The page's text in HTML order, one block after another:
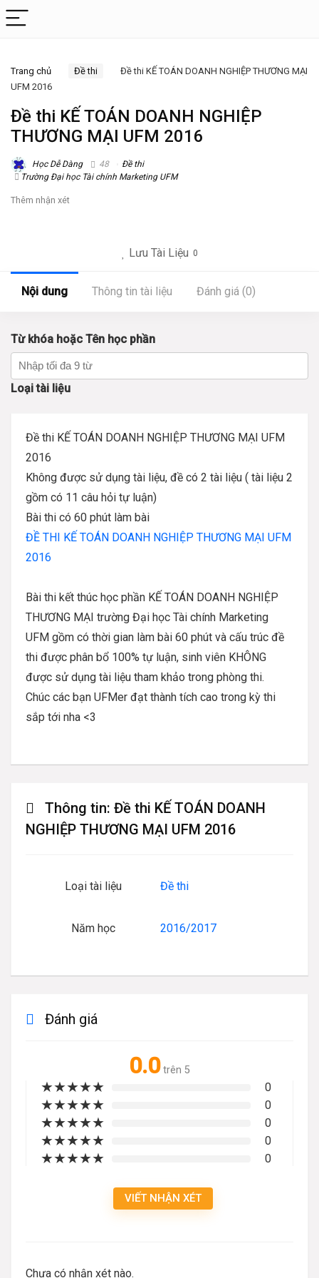
Trang chủ Đề thi
Đề thi KẾ TOÁN DOANH NGHIỆP THƯƠNG MẠI
UFM 2016
Đề thi KẾ TOÁN DOANH NGHIỆP
THƯƠNG MẠI UFM 2016
Học Dễ Dàng 48
Đề thi
Trường Đại học Tài chính Marketing UFM
Thêm nhận xét
Lưu Tài Liệu 0
Nội dung Thông tin tài liệu Đánh giá (0)
Từ khóa hoặc Tên học phần
Loại tài liệu
Đề thi KẾ TOÁN DOANH NGHIỆP THƯƠNG MẠI UFM
2016
Không được sử dụng tài liệu, đề có 2 tài liệu ( tài liệu 2
gồm có 11 câu hỏi tự luận)
Bài thi có 60 phút làm bài
ĐỀ THI KẾ TOÁN DOANH NGHIỆP THƯƠNG MẠI UFM
2016
Bài thi kết thúc học phần KẾ TOÁN DOANH NGHIỆP
THƯƠNG MẠI trường Đại học Tài chính Marketing
UFM gồm có thời gian làm bài 60 phút và cấu trúc đề
thi được phân bổ 100% tự luận, sinh viên KHÔNG
được sử dụng tài liệu tham khảo trong phòng thi.
Chúc các bạn UFMer đạt thành tích cao trong kỳ thi
sắp tới nha <3
Thông tin: Đề thi KẾ TOÁN DOANH
NGHIỆP THƯƠNG MẠI UFM 2016
Loại tài liệu Đề thi
Năm học 2016/2017
Đánh giá
0.0 trên 5
★★★★★ 0
★★★★★ 0
★★★★★ 0
★★★★★ 0
★★★★★ 0
VIẾT NHẬN XÉT
Chưa có nhận xét nào.